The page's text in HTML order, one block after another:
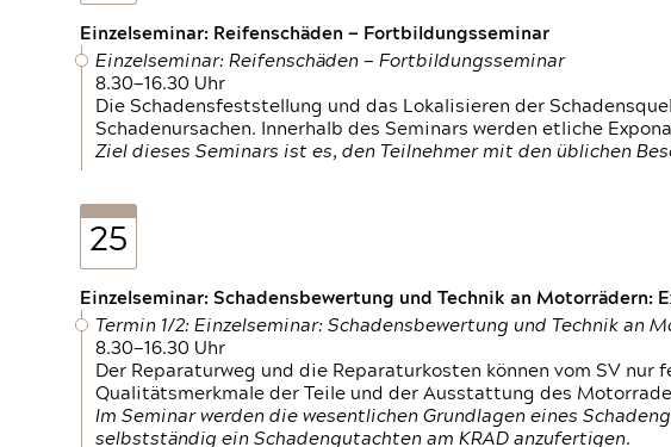
Einzelseminar: Reifenschäden — Fortbildungsseminar
Einzelseminar: Reifenschäden — Fortbildungsseminar
8.30—16.30 Uhr
Die Schadensfeststellung und das Lokalisieren der
Schadenursachen. Innerhalb des Seminars werden etliche
Ziel dieses Seminars ist es, den Teilnehmer mit den üblichen
25
Einzelseminar: Schadensbewertung und Technik an
Termin 1/2: Einzelseminar: Schadensbewertung und Technik an
8.30—16.30 Uhr
Der Reparaturweg und die Reparaturkosten können vom SV
Qualitätsmerkmale der Teile und der Ausstattung des
Im Seminar werden die wesentlichen Grundlagen eines
selbstständig ein Schadengutachten am KRAD anzufertigen.